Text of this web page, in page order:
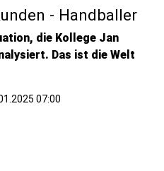
- Handballer
die Kollege Jan
Das ist die Welt
07:00